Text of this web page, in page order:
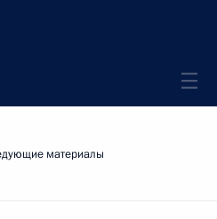
материалы